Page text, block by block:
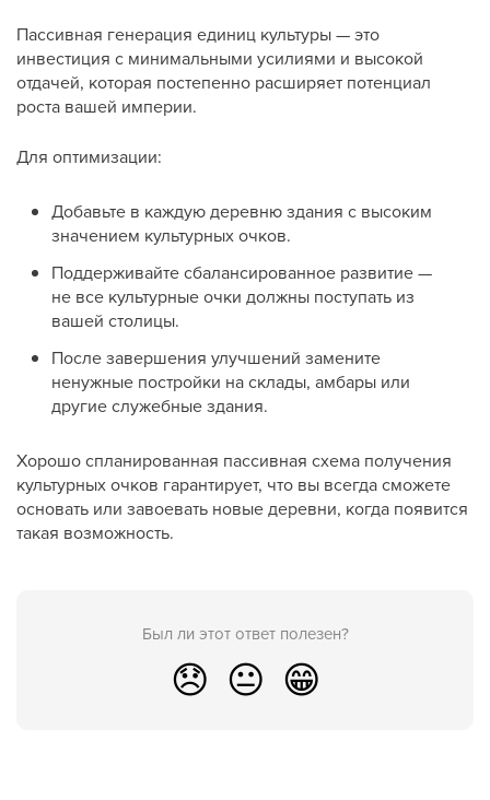
Пассивная генерация единиц культуры — это
инвестиция с минимальными усилиями и высокой
отдачей, которая постепенно расширяет потенциал
роста вашей империи.
Для оптимизации:
Добавьте в каждую деревню здания с высоким
значением культурных очков.
Поддерживайте сбалансированное развитие —
не все культурные очки должны поступать из
вашей столицы.
После завершения улучшений замените
ненужные постройки на склады, амбары или
другие служебные здания.
Хорошо спланированная пассивная схема получения
культурных очков гарантирует, что вы всегда сможете
основать или завоевать новые деревни, когда появится
такая возможность.
Был ли этот ответ полезен?
😞 😐 😁